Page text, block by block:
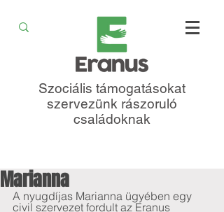
Szociális támogatásokat
szervezünk rászoruló
családoknak
Marianna
A nyugdíjas Marianna ügyében egy
civil szervezet fordult az Eranus